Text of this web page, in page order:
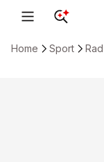
Home Sport Rad